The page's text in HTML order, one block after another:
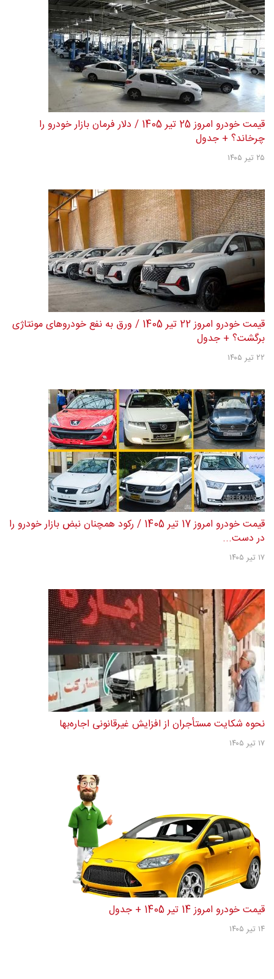
قیمت خودرو امروز 25 تیر 1405 / دلار فرمان بازار خودرو را
چرخاند؟ + جدول
۲۵ تیر ۱۴۰۵
قیمت خودرو امروز 22 تیر 1405 / ورق به نفع خودروهای مونتاژی
برگشت؟ + جدول
۲۲ تیر ۱۴۰۵
قیمت خودرو امروز 17 تیر 1405 / رکود همچنان نبض بازار خودرو را
در دست...
۱۷ تیر ۱۴۰۵
نحوه شکایت مستأجران از افزایش غیرقانونی اجاره‌بها
۱۷ تیر ۱۴۰۵
قیمت خودرو امروز 14 تیر 1405 + جدول
۱۴ تیر ۱۴۰۵